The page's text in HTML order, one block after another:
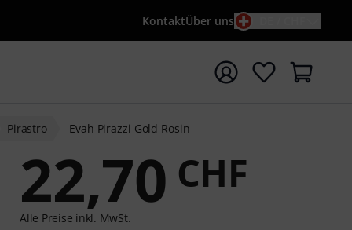
KontaktÜber uns
mit Suchwort {searchTerm} starten
Pirastro Evah Pirazzi Gold Rosin
22,70 CHF
Alle Preise inkl. MwSt.